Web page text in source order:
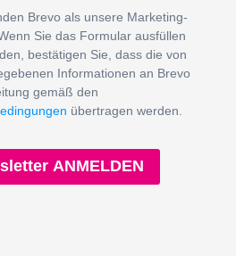
Brevo als unsere Marketing-
Sie das Formular ausfüllen
bestätigen Sie, dass die von
Informationen an Brevo
gemäß den
übertragen werden.
ANMELDEN